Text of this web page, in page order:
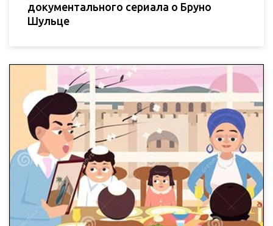
документального сериала о Бруно
Шульце